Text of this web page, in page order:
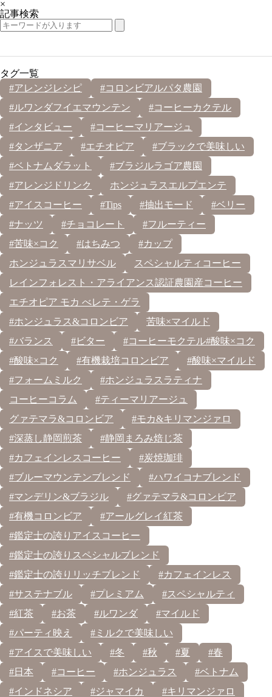
×
記事検索
タグ一覧
#アレンジレシピ
#コロンビアルパタ農園
#ルワンダフイエマウンテン
#コーヒーカクテル
#インタビュー
#コーヒーマリアージュ
#タンザニア
#エチオピア
#ブラックで美味しい
#ベトナムダラット
#ブラジルラゴア農園
#アレンジドリンク
ホンジュラスエルプエンテ
#アイスコーヒー
#Tips #抽出モード
#ベリー
#ナッツ
#チョコレート
#フルーティー
#苦味×コク
#はちみつ
#カップ
ホンジュラスマリサベル
スペシャルティコーヒー
レインフォレスト・アライアンス認証農園産コーヒー
エチオピア モカ べレテ・ゲラ
#ホンジュラス&コロンビア
苦味×マイルド
#バランス
#ビター
#コーヒーモクテル#酸味×コク
#酸味×コク
#有機栽培コロンビア
#酸味×マイルド
#フォームミルク
#ホンジュラスラティナ
コーヒーコラム
#ティーマリアージュ
グァテマラ&コロンビア
#モカ&キリマンジァロ
#深蒸し静岡煎茶
#静岡まろみ焙じ茶
#カフェインレスコーヒー
#炭焼珈琲
#ブルーマウンテンブレンド
#ハワイコナブレンド
#マンデリン&ブラジル
#グァテマラ&コロンビア
#有機コロンビア
#アールグレイ紅茶
#鑑定士の誇りアイスコーヒー
#鑑定士の誇りスペシャルブレンド
#鑑定士の誇りリッチブレンド
#カフェインレス
#サステナブル
#プレミアム
#スペシャルティ
#紅茶
#お茶 #ルワンダ
#マイルド
#パーティ映え
#ミルクで美味しい
#アイスで美味しい
#冬 #秋 #夏
#春
#日本
#コーヒー #ホンジュラス
#ベトナム
#インドネシア
#ジャマイカ
#キリマンジァロ